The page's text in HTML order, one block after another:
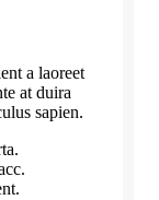
a laoreet
at duira
sapien.